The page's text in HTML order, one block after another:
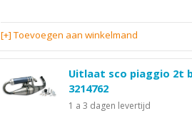
[+] Toevoegen aan winkelmand
Uitlaat sco piaggio 2t
3214762
1 a 3 dagen levertijd